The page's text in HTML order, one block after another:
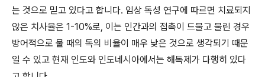
는 것으로 믿고 있다고 합니다. 임상 독성 연구에 따르면 치료되지
않은 치사율은 1-10%로, 이는 인간과의 접촉이 드물고 물린 경우
방어적으로 물 때의 독의 비율이 매우 낮은 것으로 생각되기 때문
일 수 있고 현재 인도와 인도네시아에서는 해독제가 다행히 있다